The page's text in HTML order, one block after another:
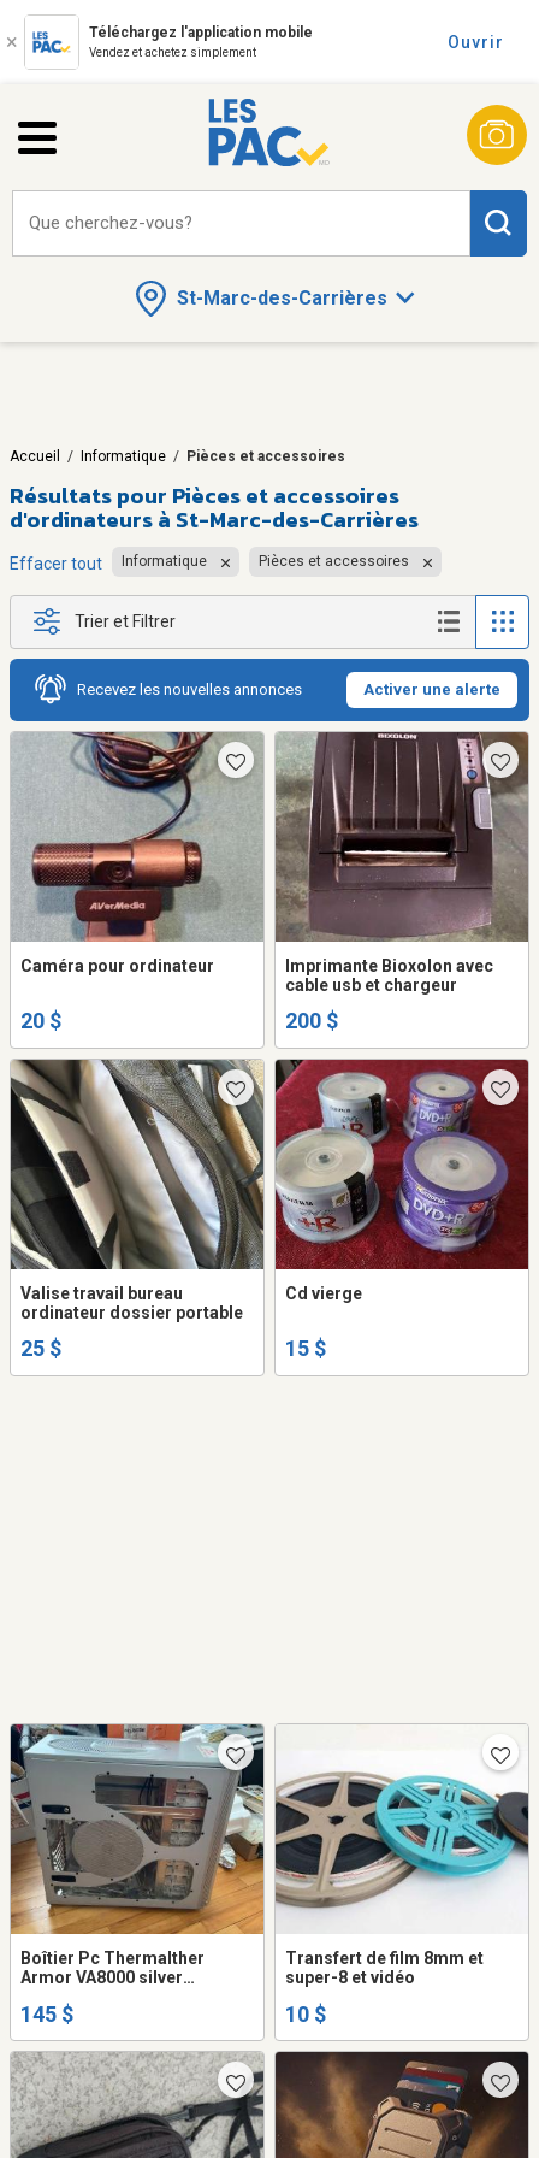
Téléchargez l'application mobile
Vendez et achetez simplement
Ouvrir
St-Marc-des-Carrières
Que cherchez-vous?
Accueil / Informatique / Pièces et accessoires
Résultats pour Pièces et accessoires
d'ordinateurs à St-Marc-des-Carrières
Effacer tout Informatique Pièces et accessoires
Trier et Filtrer
Recevez les nouvelles annonces Activer une alerte
Caméra pour ordinateur
20 $
Imprimante Bioxolon avec
cable usb et chargeur
200 $
Valise travail bureau
ordinateur dossier portable
25 $
Cd vierge
15 $
Boîtier Pc Thermalther
Armor VA8000 silver
Thermaltake et Carte
graphique LCS ATI random
145 $
Transfert de film 8mm et
super-8 et vidéo
10 $